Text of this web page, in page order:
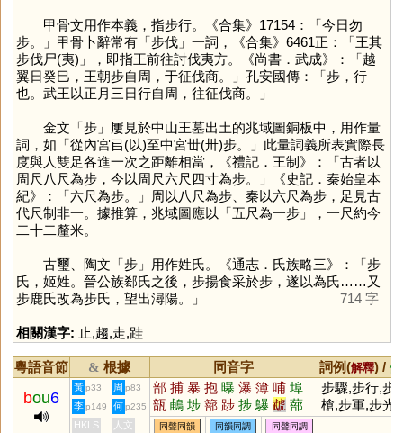
甲骨文用作本義，指步行。《合集》17154：「今日勿
步。」甲骨卜辭常有「步伐」一詞，《合集》6461正：「王其
步伐尸(夷)」，即指王前往討伐夷方。《尚書．武成》：「越
翼日癸巳，王朝步自周，于征伐商。」孔安國傳：「步，行
也。武王以正月三日行自周，往征伐商。」
金文「步」屢見於中山王墓出土的兆域圖銅板中，用作量
詞，如「從內宮㠯(以)至中宮丗(卅)步。」此量詞義所表實際長
度與人雙足各進一次之距離相當，《禮記．王制》：「古者以
周尺八尺為步，今以周尺六尺四寸為步。」《史記．秦始皇本
紀》：「六尺為步。」周以八尺為步、秦以六尺為步，足見古
代尺制非一。據推算，兆域圖應以「五尺為一步」，一尺約今
二十二釐米。
古璽、陶文「步」用作姓氏。《通志．氏族略三》：「步
氏，姬姓。晉公族郄氏之後，步揚食采於步，遂以為氏……又
步鹿氏改為步氏，望出潯陽。」
714 字
相關漢字: 止,趨,走,跬
粵語音節 & 根據 同音字 詞例(解釋) /
bou6
黃 p33 周 p83 部 捕 暴 抱 曝 瀑 簿 哺 埠
瓿 鵏 埗 篰 踄 捗 鸔 虣 蔀
菢
步驟,步行,步
槍,步軍,步光
李 p149 何 p235
HKLS 人文 同聲同韻 同韻同調 同聲同調